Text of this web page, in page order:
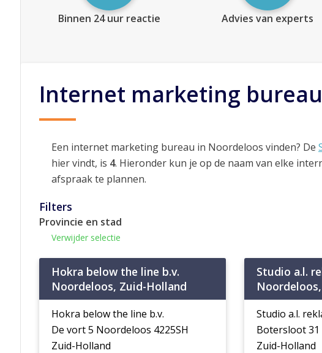
Binnen 24 uur reactie Advies van experts
Internet marketing
Een internet marketing bureau in Noordeloos vinden? De
hier vindt, is 4. Hieronder kun je op de naam van elke
afspraak te plannen.
Filters
Provincie en stad
Verwijder selectie
Hokra below the line b.v.
Noordeloos, Zuid-Holland
Hokra below the line b.v.
De vort 5 Noordeloos 4225SH
Zuid-Holland
Studio a.l.
Studio a.l.
Botersloot 31
Zuid-Holland